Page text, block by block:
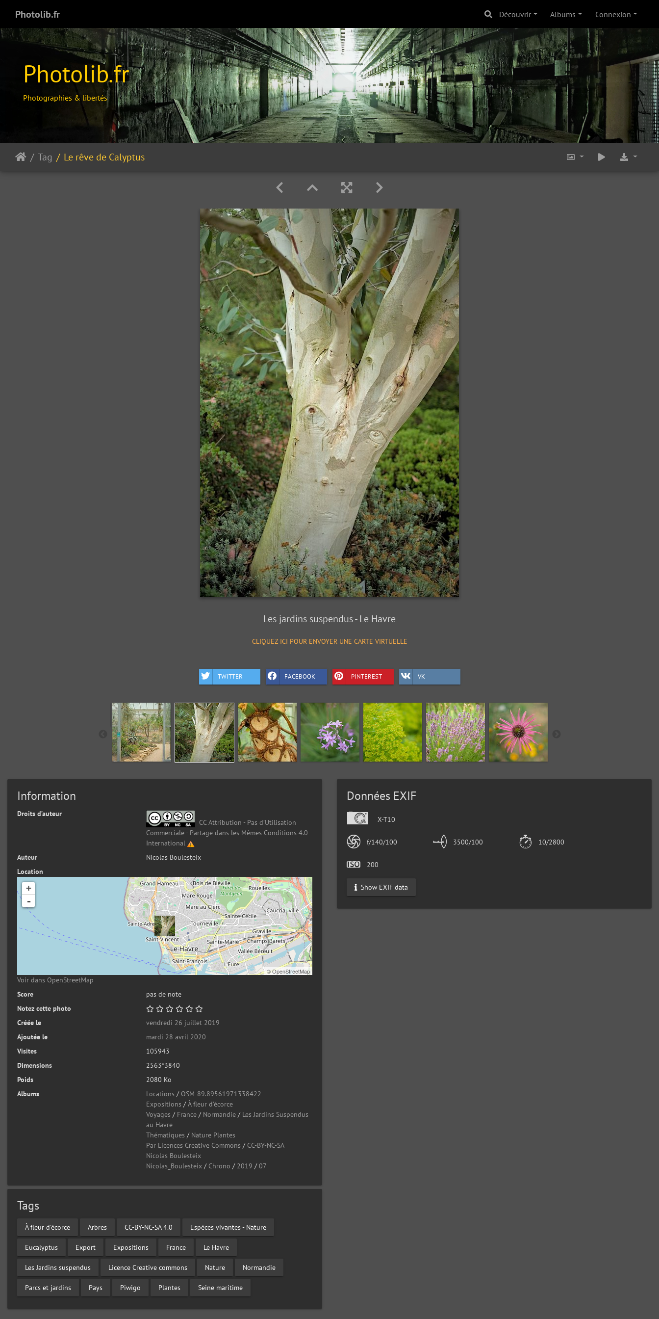
Photolib.fr Découvrir Albums Connexion
Photolib.fr
Photographies & libertés
Tag Le rêve de Calyptus
Les jardins suspendus - Le Havre
CLIQUEZ ICI POUR ENVOYER UNE CARTE VIRTUELLE
TWITTER FACEBOOK PINTEREST VK
Information
Droits d’auteur
CC Attribution - Pas d’Utilisation
Commerciale - Partage dans les Mêmes Conditions 4.0
International
Auteur
Nicolas Boulesteix
Location
+
-
©OpenStreetMap
Voir dans OpenStreetMap
Score
pas de note
Notez cette photo
Créée le
vendredi 26 juillet 2019
Ajoutée le
mardi 28 avril 2020
Visites
105943
Dimensions
2563*3840
Poids
2080 Ko
Albums
Locations / OSM-89.89561971338422
Expositions /À fleur d'écorce
Voyages / France / Normandie / Les Jardins Suspendus
au Havre
Thématiques / Nature Plantes
Par Licences Creative Commons / CC-BY-NC-SA
Nicolas Boulesteix
Nicolas_Boulesteix / Chrono / 2019 /07
Tags
À fleur d'écorce Arbres CC-BY-NC-SA 4.0 Espèces vivantes - Nature
Eucalyptus Export Expositions France Le Havre
Les Jardins suspendus Licence Creative commons Nature Normandie
Parcs et jardins Pays Piwigo Plantes Seine maritime
Données EXIF
X-T10
f/140/100 3500/100 10/2800
200
Show EXIF data